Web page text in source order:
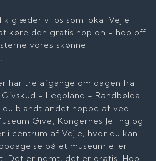
glæder vi os som lokal Vejle-
køre den gratis hop on - hop off
vores skønne
har tre afgange om dagen fra
- Legoland - Randbøldal
du blandt andet hoppe af ved
Give, Kongernes Jelling og
i centrum af Vejle, hvor du kan
på et museum eller
Det er nemt, det er gratis. Hop